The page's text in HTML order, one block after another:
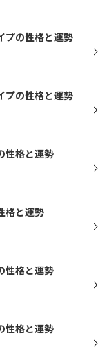
プの性格と運勢
プの性格と運勢
性格と運勢
格と運勢
性格と運勢
性格と運勢